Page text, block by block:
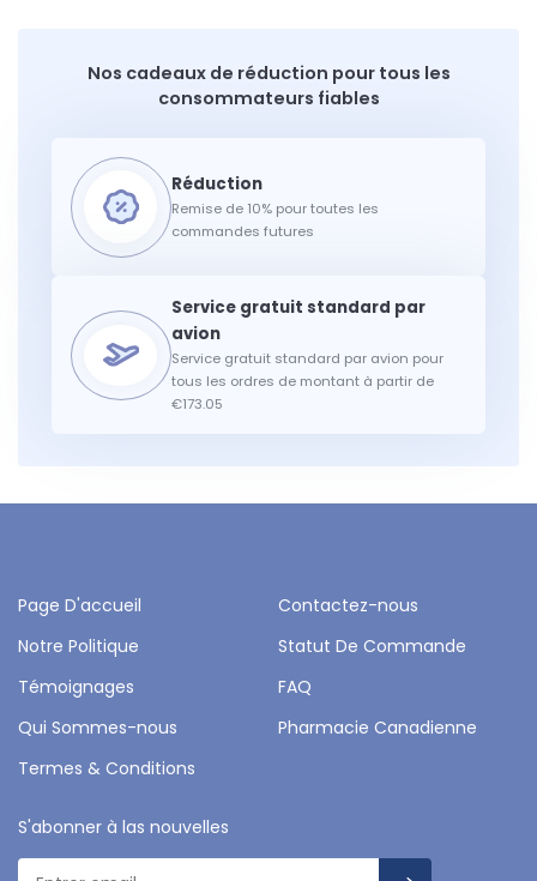
Nos cadeaux de réduction pour tous les
consommateurs fiables
Remise de 10% pour toutes les
commandes futures
Service gratuit standard par avion pour
tous les ordres de montant à partir de
€173.05
Page D'accueil
Contactez-nous
Notre Politique
Statut De Commande
Témoignages
FAQ
Qui Sommes-nous
Pharmacie Canadienne
Termes & Conditions
S'abonner à las nouvelles